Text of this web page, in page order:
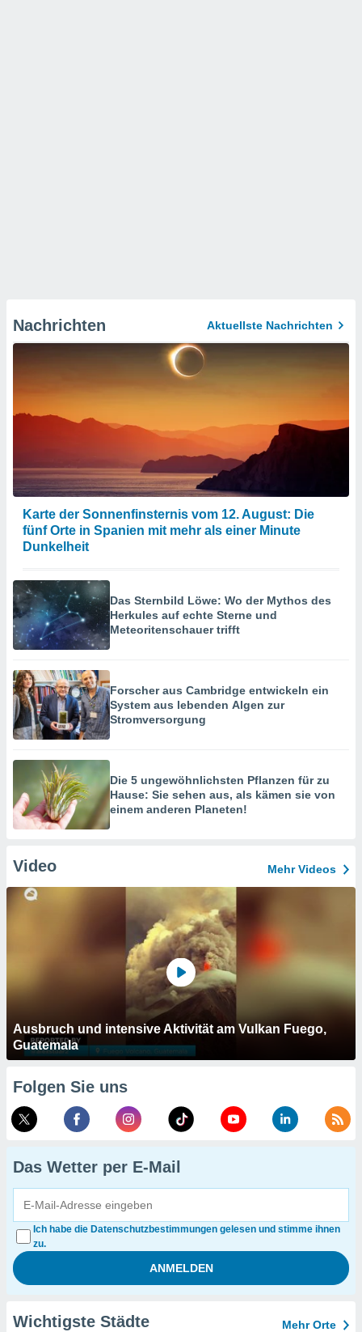
Nachrichten Aktuellste Nachrichten
Karte der Sonnenfinsternis vom 12. August: Die
fünf Orte in Spanien mit mehr als einer Minute
Dunkelheit
Das Sternbild Löwe: Wo der Mythos des
Herkules auf echte Sterne und
Meteoritenschauer trifft
Forscher aus Cambridge entwickeln ein
System aus lebenden Algen zur
Stromversorgung
Die 5 ungewöhnlichsten Pflanzen für zu
Hause: Sie sehen aus, als kämen sie von
einem anderen Planeten!
Video Mehr Videos
Ausbruch und intensive Aktivität am Vulkan Fuego,
Guatemala
Folgen Sie uns
Das Wetter per E-Mail
Ich habe die Datenschutzbestimmungen gelesen und stimme ihnen
zu.
Wichtigste Städte Mehr Orte